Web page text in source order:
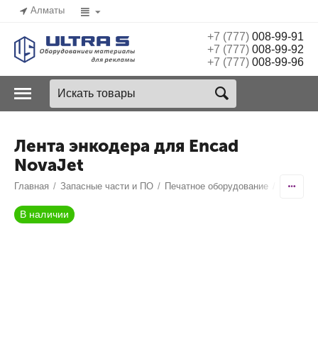
Алматы
+7 (777)008-99-91
+7 (777)008-99-92
+7 (777)008-99-96
Лента энкодера для Encad
NovaJet
Главная / Запасные части и ПО / Печатное оборудование
В наличии